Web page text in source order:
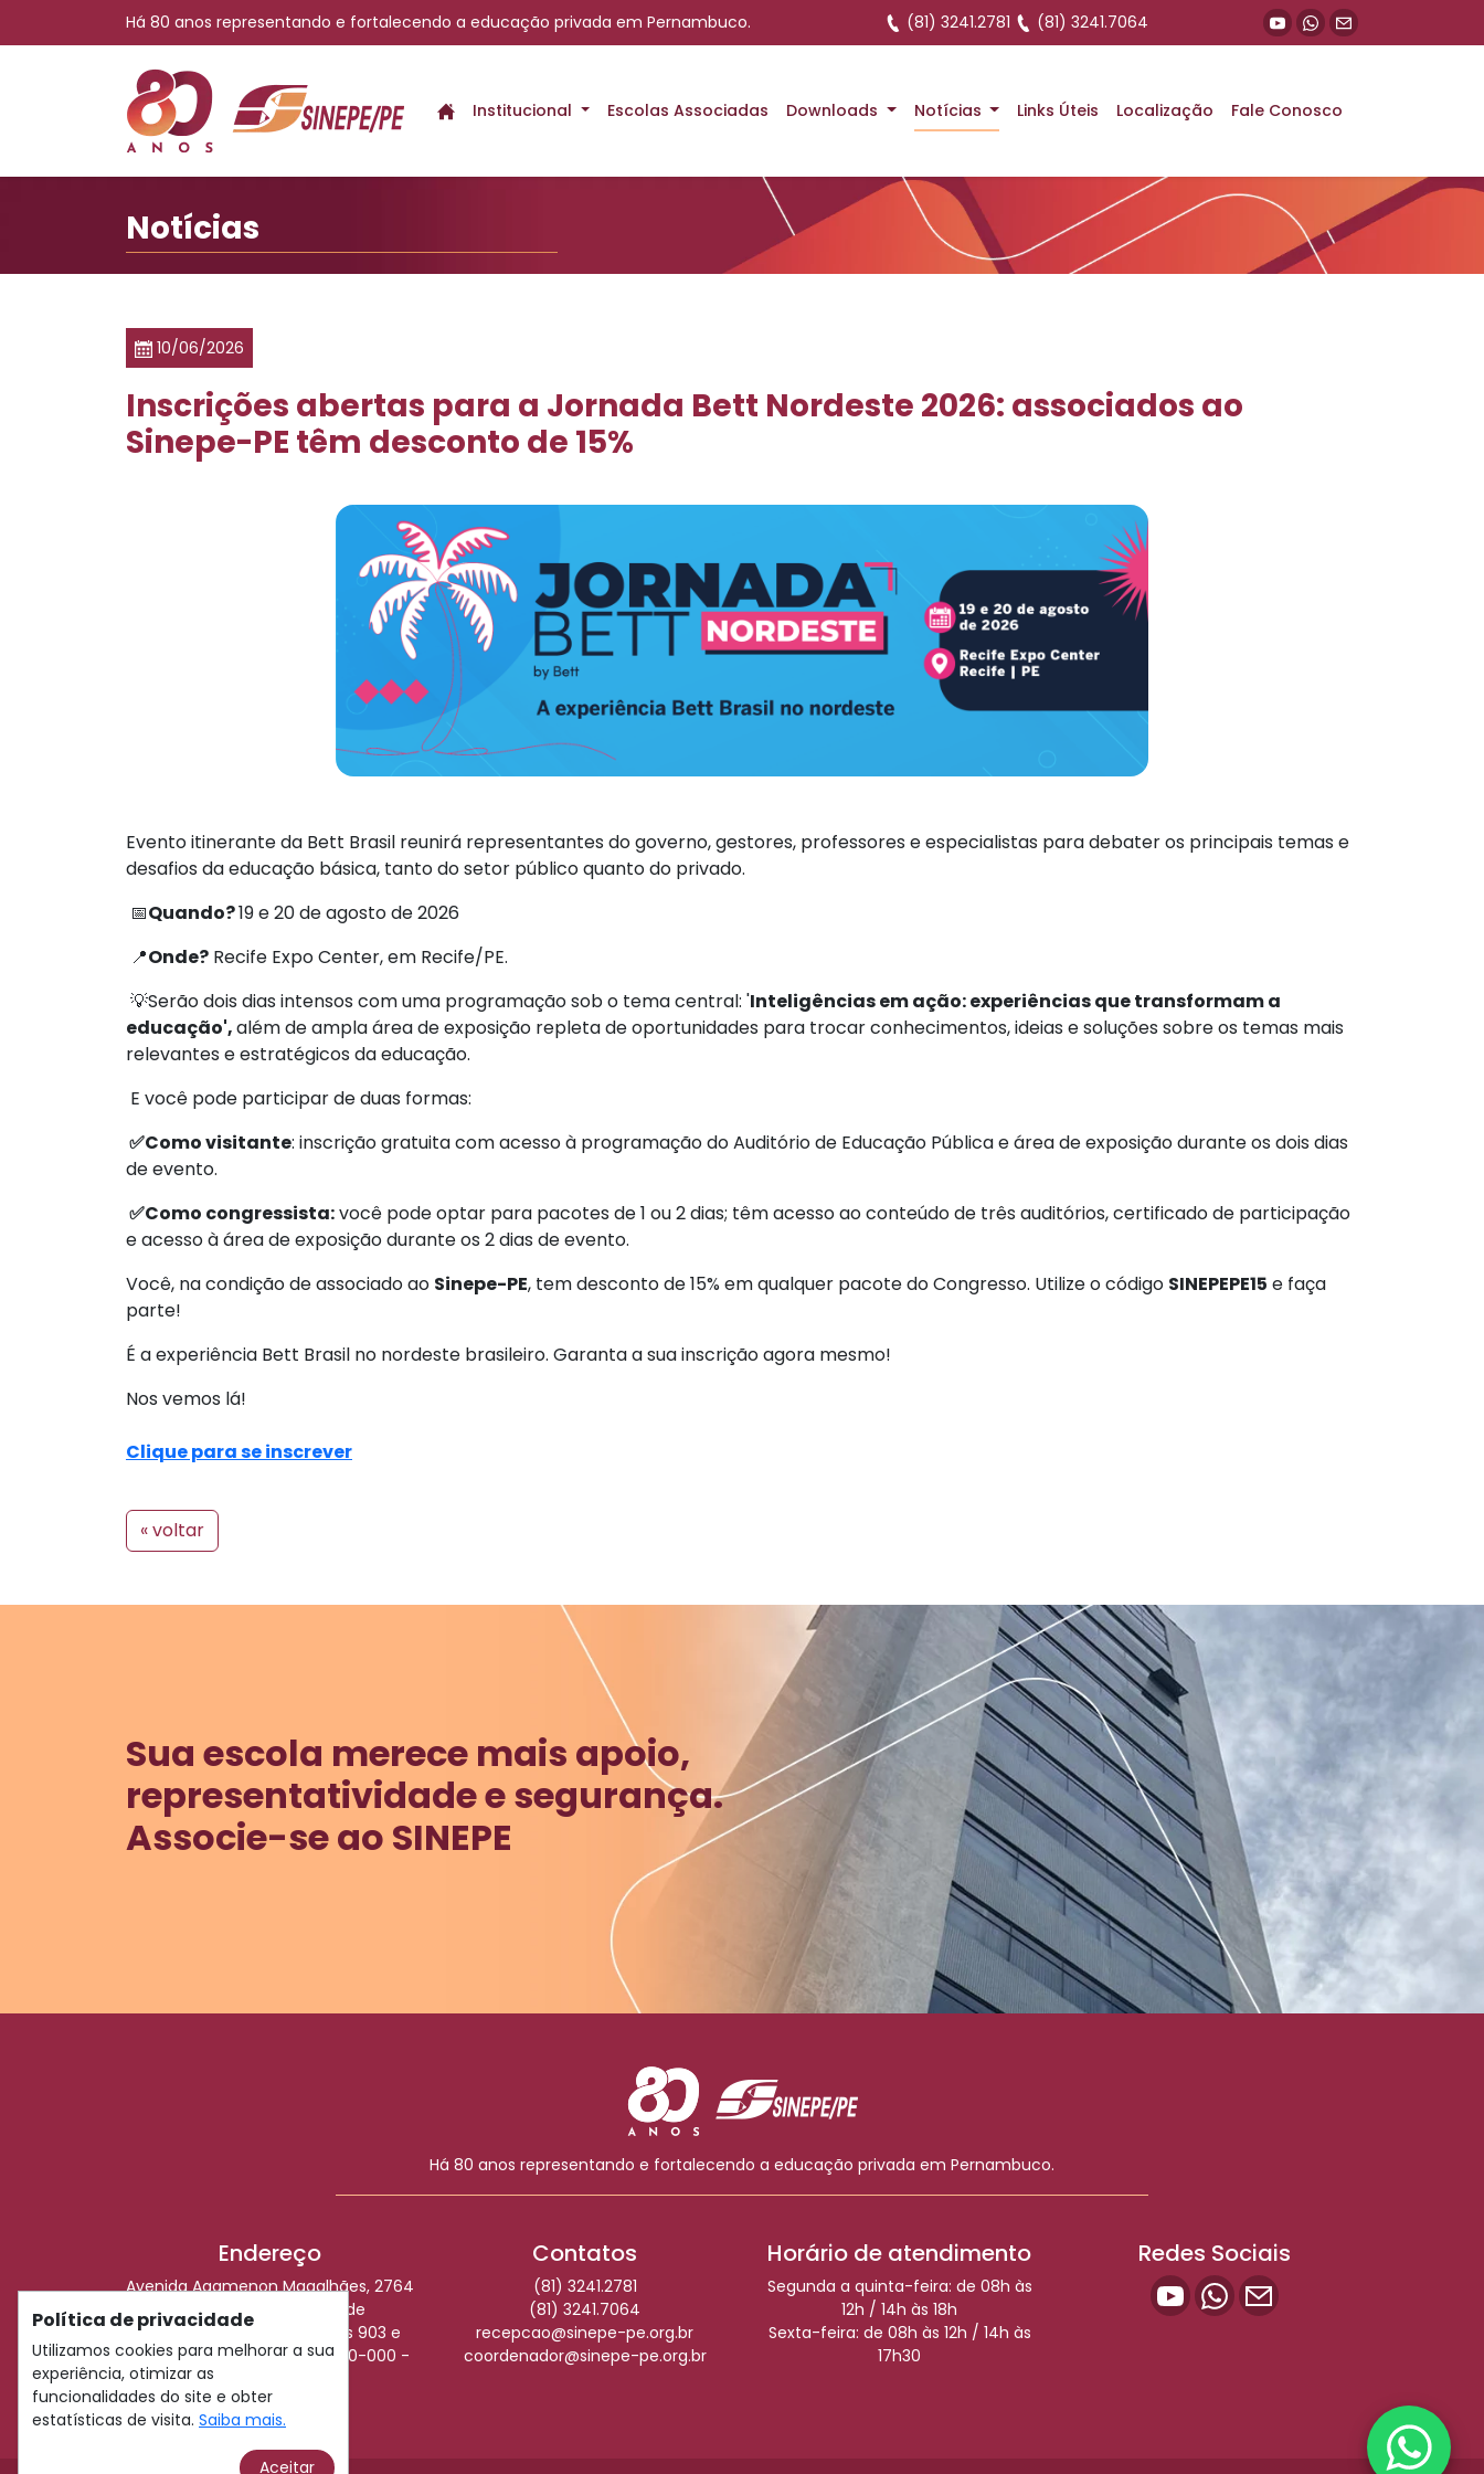
Há 80 anos representando e fortalecendo a educação privada em Pernambuco. (81) 3241.2781 (81) 3241.7064
Inscrições abertas para a Jornada Bett Nordeste 2026: associados
Institucional Escolas Associadas Downloads Notícias Links Úteis Localização Fale Conosco
Notícias
10/06/2026
Inscrições abertas para a Jornada Bett Nordeste 2026: associados ao
Sinepe-PE têm desconto de 15%
Evento itinerante da Bett Brasil reunirá representantes do governo, gestores, professores e especialistas para debater os principais temas e
desafios da educação básica, tanto do setor público quanto do privado.
📅Quando?19 e 20 de agosto de 2026
📍Onde? Recife Expo Center, em Recife/PE.
💡Serão dois dias intensos com uma programação sob o tema central: 'Inteligências em ação: experiências que transformam a
educação',além de ampla área de exposição repleta de oportunidades para trocar conhecimentos, ideias e soluções sobre os temas mais
relevantes e estratégicos da educação.
E você pode participar de duas formas:
✅Como visitante: inscrição gratuita com acesso à programação do Auditório de Educação Pública e área de exposição durante os dois dias
de evento.
✅Como congressista:você pode optar para pacotes de 1 ou 2 dias; têm acesso ao conteúdo de três auditórios, certificado de participação
e acesso à área de exposição durante os 2 dias de evento.
Você, na condição de associado ao Sinepe-PE, tem desconto de 15% em qualquer pacote do Congresso. Utilize o código SINEPEPE15 e faça
parte!
É a experiência Bett Brasil no nordeste brasileiro. Garanta a sua inscrição agora mesmo!
Nos vemos lá!
Clique para se inscrever
« voltar
Sua escola merece mais apoio,
representatividade e segurança.
Associe-se ao SINEPE
Há 80 anos representando e fortalecendo a educação privada em Pernambuco.
Endereço
Avenida Agamenon Magalhães, 2764
- Empresarial Antônio de
Albuquerque Galvão - Salas 903 e
904 - Espinheiro - CEP 52.020-000 -
Veja no mapa
Contatos
(81) 3241.2781
(81) 3241.7064
recepcao@sinepe-pe.org.br
coordenador@sinepe-pe.org.br
Horário de atendimento
Segunda a quinta-feira: de 08h às
12h / 14h às 18h
Sexta-feira: de 08h às 12h / 14h às
17h30
Redes Sociais
Política de privacidade
Utilizamos cookies para melhorar a sua
experiência, otimizar as
funcionalidades do site e obter
estatísticas de visita. Saiba mais.
Aceitar